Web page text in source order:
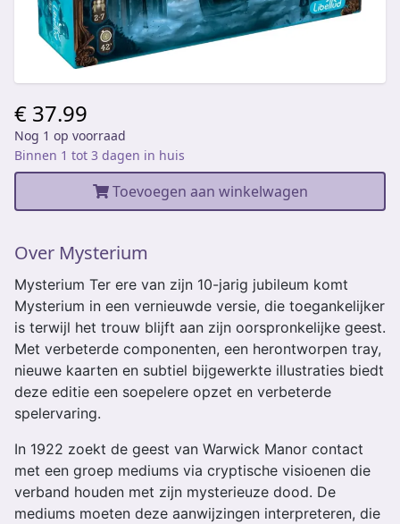
€ 37.99
Nog 1 op voorraad
Binnen 1 tot 3 dagen in huis
Toevoegen aan winkelwagen
Over Mysterium
Mysterium Ter ere van zijn 10-jarig jubileum komt
Mysterium in een vernieuwde versie, die toegankelijker
is terwijl het trouw blijft aan zijn oorspronkelijke geest.
Met verbeterde componenten, een herontworpen tray,
nieuwe kaarten en subtiel bijgewerkte illustraties biedt
deze editie een soepelere opzet en verbeterde
spelervaring.
In 1922 zoekt de geest van Warwick Manor contact
met een groep mediums via cryptische visioenen die
verband houden met zijn mysterieuze dood. De
mediums moeten deze aanwijzingen interpreteren, die